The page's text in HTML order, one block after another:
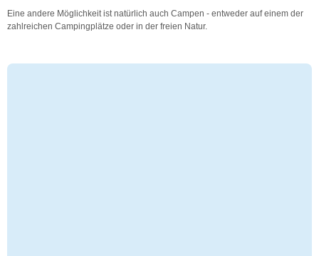
Eine andere Möglichkeit ist natürlich auch Campen - entweder auf einem der
zahlreichen Campingplätze oder in der freien Natur.